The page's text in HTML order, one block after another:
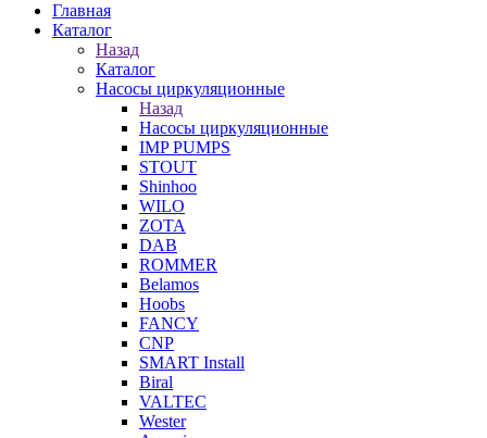
Главная
Каталог
Назад
Каталог
Насосы циркуляционные
Назад
Насосы циркуляционные
IMP PUMPS
STOUT
Shinhoo
WILO
ZOTA
DAB
ROMMER
Belamos
Hoobs
FANCY
CNP
SMART Install
Biral
VALTEC
Wester